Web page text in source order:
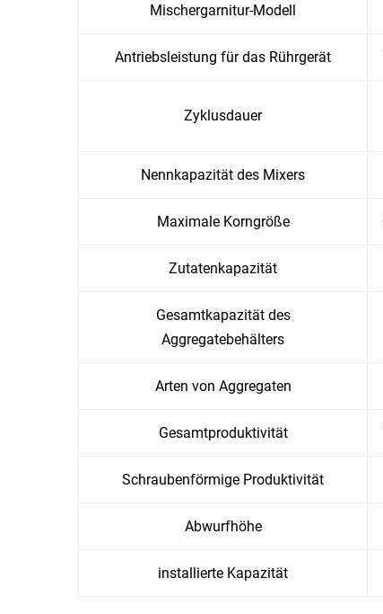
Mischergarnitur-Modell
Antriebsleistung für das Rührgerät
Zyklusdauer
Nennkapazität des Mixers
Maximale Korngröße
Zutatenkapazität
Gesamtkapazität des
Aggregatebehälters
Arten von Aggregaten
Gesamtproduktivität
Schraubenförmige Produktivität
Abwurfhöhe
installierte Kapazität